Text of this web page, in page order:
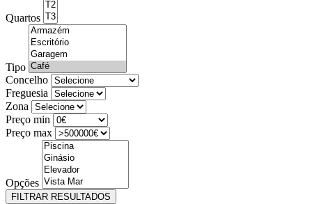
Quartos
Tipo
Concelho
Freguesia
Zona
Preço min
Preço max
Opções